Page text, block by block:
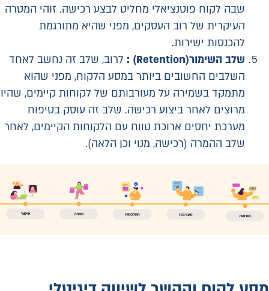
שבה לקוח פוטנציאלי מחליט לבצע רכישה. זוהי המטרה
העיקרית של רוב העסקים, מפני שהיא מתורגמת
להכנסות ישירות.
שלב השימור(Retention)
: לרוב, שלב זה נחשב לאחד
השלבים החשובים ביותר במסע הלקוח, מפני שהוא
מתמקד בשמירה על מעורבותם של לקוחות קיימים, שהיו
מרוצים לאחר ביצוע רכישה. שלב זה עוסק בטיפוח
מערכת יחסים ארוכת טווח עם הלקוחות הקיימים, לאחר
שלב ההמרה (רכישה, מנוי וכן הלאה).